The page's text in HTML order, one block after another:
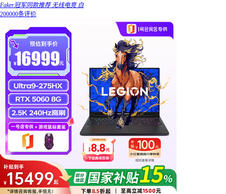
Faker冠军同款推荐 无线电竞 白
200000条评价